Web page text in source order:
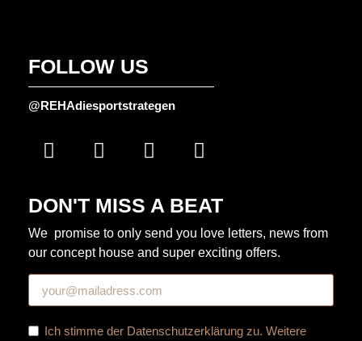
FOLLOW US
@REHAdiesportstrategen
DON'T MISS A BEAT
We promise to only send you love letters, news from
our concept house and super exciting offers.
Ich stimme der Datenschutzerklärung zu. Weitere